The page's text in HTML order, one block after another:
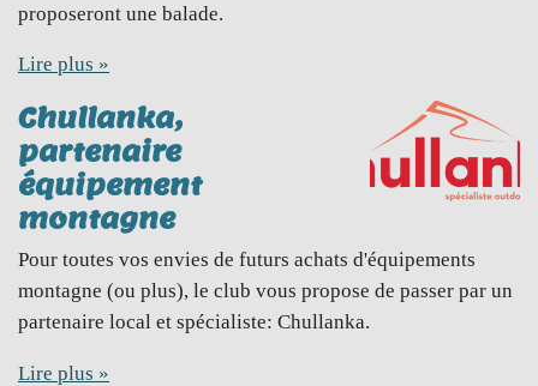
proposeront une balade.
Lire plus »
Chullanka,
partenaire
équipement
montagne
Pour toutes vos envies de futurs achats d'équipements
montagne (ou plus), le club vous propose de passer par un
partenaire local et spécialiste: Chullanka.
Lire plus »